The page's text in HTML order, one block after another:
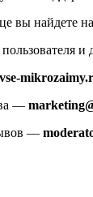
вы найдете
и
—
—